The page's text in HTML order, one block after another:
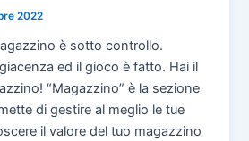
2022
è sotto controllo.
ed il gioco è fatto. Hai il
“Magazzino” è la sezione
di gestire al meglio le tue
il valore del tuo magazzino